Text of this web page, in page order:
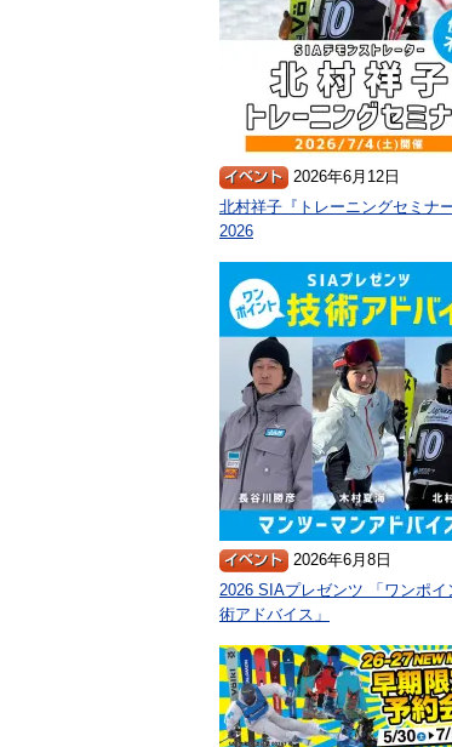
2026年6月12日
北村祥子『トレーニングセミナー
2026
2026年6月8日
2026 SIAプレゼンツ 「ワンポイ
術アドバイス」